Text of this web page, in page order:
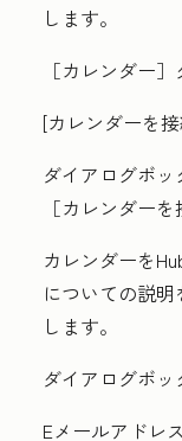
します。
［カレンダー］
[カレンダーを
ダイアログボッ
［カレンダー
カレンダーを
についての説明
します。
ダイアログボッ
Eメールアドレ